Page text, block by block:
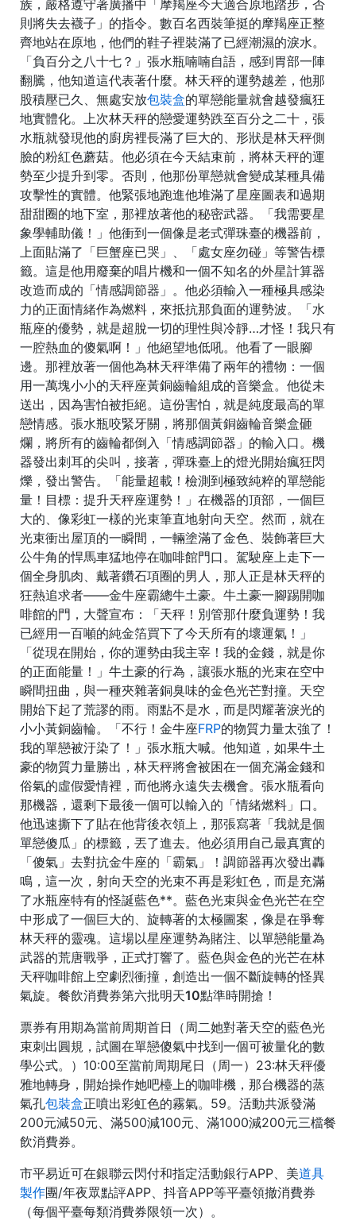
族，嚴格遵守著廣播中「摩羯座今天適合原地踏步，否
則將失去襪子」的指令。數百名西裝筆挺的摩羯座正整
齊地站在原地，他們的鞋子裡裝滿了已經潮濕的淚水。
「負百分之八十七？」張水瓶喃喃自語，感到胃部一陣
翻騰，他知道這代表著什麼。林天秤的運勢越差，他那
股積壓已久、無處安放包裝盒的單戀能量就會越發瘋狂
地實體化。上次林天秤的戀愛運勢跌至百分之二十，張
水瓶就發現他的廚房裡長滿了巨大的、形狀是林天秤側
臉的粉紅色蘑菇。他必須在今天結束前，將林天秤的運
勢至少提升到零。否則，他那份單戀就會變成某種具備
攻擊性的實體。他緊張地跑進他堆滿了星座圖表和過期
甜甜圈的地下室，那裡放著他的秘密武器。「我需要星
象學輔助儀！」他衝到一個像是老式彈珠臺的機器前，
上面貼滿了「巨蟹座已哭」、「處女座勿碰」等警告標
籤。這是他用廢棄的唱片機和一個不知名的外星計算器
改造而成的「情感調節器」。他必須輸入一種極具感染
力的正面情緒作為燃料，來抵抗那負面的運勢波。「水
瓶座的優勢，就是超脫一切的理性與冷靜…才怪！我只有
一腔熱血的傻氣啊！」他絕望地低吼。他看了一眼腳
邊。那裡放著一個他為林天秤準備了兩年的禮物：一個
用一萬塊小小的天秤座黃銅齒輪組成的音樂盒。他從未
送出，因為害怕被拒絕。這份害怕，就是純度最高的單
戀情感。張水瓶咬緊牙關，將那個黃銅齒輪音樂盒砸
爛，將所有的齒輪都倒入「情感調節器」的輸入口。機
器發出刺耳的尖叫，接著，彈珠臺上的燈光開始瘋狂閃
爍，發出警告。「能量超載！檢測到極致純粹的單戀能
量！目標：提升天秤座運勢！」在機器的頂部，一個巨
大的、像彩虹一樣的光束筆直地射向天空。然而，就在
光束衝出屋頂的一瞬間，一輛塗滿了金色、裝飾著巨大
公牛角的悍馬車猛地停在咖啡館門口。駕駛座上走下一
個全身肌肉、戴著鑽石項圈的男人，那人正是林天秤的
狂熱追求者——金牛座霸總牛土豪。牛土豪一腳踢開咖
啡館的門，大聲宣布：「天秤！別管那什麼負運勢！我
已經用一百噸的純金箔買下了今天所有的壞運氣！」
「從現在開始，你的運勢由我主宰！我的金錢，就是你
的正面能量！」牛土豪的行為，讓張水瓶的光束在空中
瞬間扭曲，與一種夾雜著銅臭味的金色光芒對撞。天空
開始下起了荒謬的雨。雨點不是水，而是閃耀著淚光的
小小黃銅齒輪。「不行！金牛座FRP的物質力量太強了！
我的單戀被汙染了！」張水瓶大喊。他知道，如果牛土
豪的物質力量勝出，林天秤將會被困在一個充滿金錢和
俗氣的虛假愛情裡，而他將永遠失去機會。張水瓶看向
那機器，還剩下最後一個可以輸入的「情緒燃料」口。
他迅速撕下了貼在他背後衣領上，那張寫著「我就是個
單戀傻瓜」的標籤，丟了進去。他必須用自己最真實的
「傻氣」去對抗金牛座的「霸氣」！調節器再次發出轟
鳴，這一次，射向天空的光束不再是彩虹色，而是充滿
了水瓶座特有的怪誕藍色**。藍色光束與金色光芒在空
中形成了一個巨大的、旋轉著的太極圖案，像是在爭奪
林天秤的靈魂。這場以星座運勢為賭注、以單戀能量為
武器的荒唐戰爭，正式打響了。藍色與金色的光芒在林
天秤咖啡館上空劇烈衝撞，創造出一個不斷旋轉的怪異
氣旋。餐飲消費券第六批明天10點準時開搶！
票券有用期為當前周期首日（周二她對著天空的藍色光
束刺出圓規，試圖在單戀傻氣中找到一個可被量化的數
學公式。）10:00至當前周期尾日（周一）23:林天秤優
雅地轉身，開始操作她吧檯上的咖啡機，那台機器的蒸
氣孔包裝盒正噴出彩虹色的霧氣。59。活動共派發滿
200元減50元、滿500減100元、滿1000減200元三檔餐
飲消費券。
市平易近可在銀聯云閃付和指定活動銀行APP、美道具
製作團/年夜眾點評APP、抖音APP等平臺領撤消費券
（每個平臺每類消費券限領一次）。